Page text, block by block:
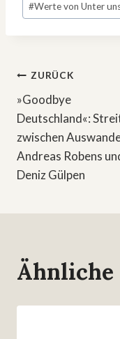
#Werte von Unter
ZURÜCK
»Goodbye
Deutschland«:
zwischen
Andreas Robens
Deniz Gülpen
Ähnliche